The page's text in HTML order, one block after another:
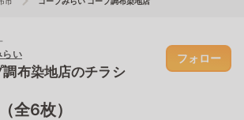
らい
調布染地店のチラシ
フォロー
全6枚）